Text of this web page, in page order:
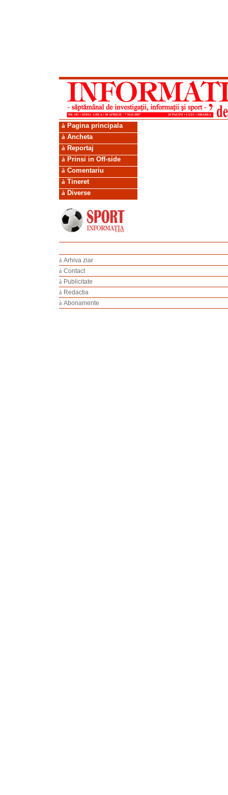
à Pagina principala
à Ancheta
à Reportaj
à Prinsi in Off-side
à Comentariu
à Tineret
à Diverse
à Arhiva ziar
à Contact
à Publicitate
à Redactia
à Abonamente